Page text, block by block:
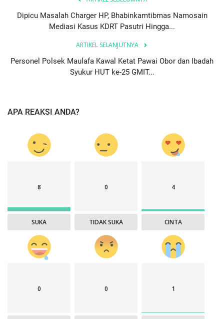
Dipicu Masalah Charger HP, Bhabinkamtibmas Namosain
Mediasi Kasus KDRT Pasutri Hingga...
ARTIKEL SELANJUTNYA
Personel Polsek Maulafa Kawal Ketat Pawai Obor dan Ibadah
Syukur HUT ke-25 GMIT...
APA REAKSI ANDA?
8
SUKA
0
TIDAK SUKA
4
CINTA
0 0 1